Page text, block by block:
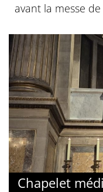
avant la messe
Chapelet